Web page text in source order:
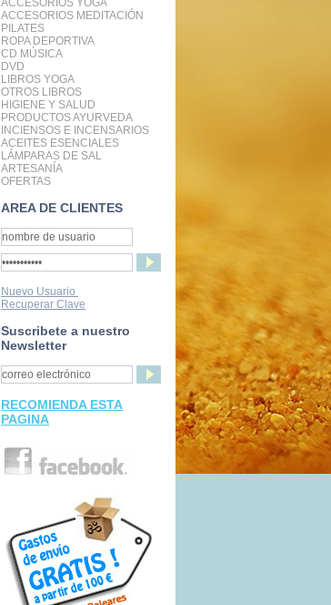
ACCESORIOS YOGA
ACCESORIOS MEDITACIÓN
PILATES
ROPA DEPORTIVA
CD MÚSICA
DVD
LIBROS YOGA
OTROS LIBROS
HIGIENE Y SALUD
PRODUCTOS AYURVEDA
INCIENSOS E INCENSARIOS
ACEITES ESENCIALES
LÁMPARAS DE SAL
ARTESANÍA
OFERTAS
AREA DE CLIENTES
Nuevo Usuario
Recuperar Clave
Suscribete a nuestro
Newsletter
RECOMIENDA ESTA
PAGINA